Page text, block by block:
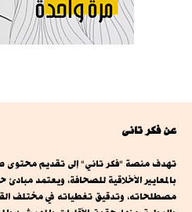
عن فكر تانى
تهدف منصة "فكر تاني" إلى تقديم محتوى
بالمعايير الأخلاقية للصحافة، ويعتمد
مصطلحاته، وتدقيق تغطياته في مختلف